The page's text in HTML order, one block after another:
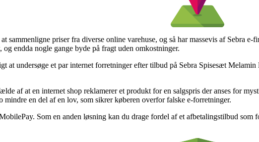
sammenligne priser fra diverse online varehuse, og så har massevis af Sebra
endda nogle gange byde på fragt uden omkostninger.
at undersøge et par internet forretninger efter tilbud på Sebra Spisesæt
af at en internet shop reklamerer et produkt for en salgspris der anses for
en del af en lov, som sikrer køberen overfor falske e-forretninger.
Som en anden løsning kan du drage fordel af et afbetalingstilbud